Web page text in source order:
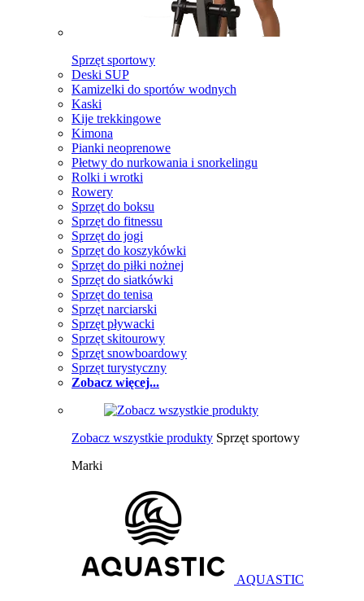
Sprzęt sportowy
Deski SUP
Kamizelki do sportów wodnych
Kaski
Kije trekkingowe
Kimona
Pianki neoprenowe
Płetwy do nurkowania i snorkelingu
Rolki i wrotki
Rowery
Sprzęt do boksu
Sprzęt do fitnessu
Sprzęt do jogi
Sprzęt do koszykówki
Sprzęt do piłki nożnej
Sprzęt do siatkówki
Sprzęt do tenisa
Sprzęt narciarski
Sprzęt pływacki
Sprzęt skitourowy
Sprzęt snowboardowy
Sprzęt turystyczny
Zobacz więcej...
Zobacz wszystkie produkty Sprzęt sportowy
Marki
AQUASTIC